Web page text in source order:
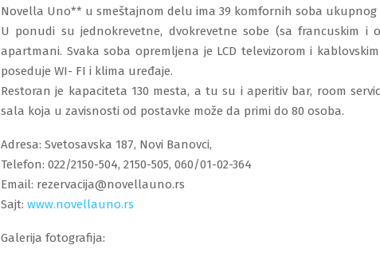
Novella Uno** u smeštajnom delu ima 39 komfornih soba ukupnog
U ponudi su jednokrevetne, dvokrevetne sobe (sa francuskim i
apartmani. Svaka soba opremljena je LCD televizorom i
poseduje WI- FI i klima uređaje.
Restoran je kapaciteta 130 mesta, a tu su i aperitiv bar, room
sala koja u zavisnosti od postavke može da primi do 80 osoba.
Adresa: Svetosavska 187, Novi Banovci,
Telefon: 022/2150-504, 2150-505, 060/01-02-364
Email: rezervacija@novellauno.rs
Sajt: www.novellauno.rs
Galerija fotografija: